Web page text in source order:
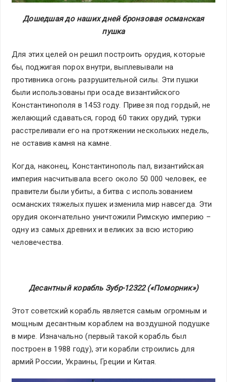
Дошедшая до наших дней бронзовая османская
пушка
Для этих целей он решил построить орудия, которые
бы, поджигая порох внутри, выплевывали на
противника огонь разрушительной силы. Эти пушки
были использованы при осаде византийского
Константинополя в 1453 году. Привезя под гордый, не
желающий сдаваться, город 60 таких орудий, турки
расстреливали его на протяжении нескольких недель,
не оставив камня на камне.
Когда, наконец, Константинополь пал, византийская
империя насчитывала всего около 50 000 человек, ее
правители были убиты, а битва с использованием
османских тяжелых пушек изменила мир навсегда. Эти
орудия окончательно уничтожили Римскую империю –
одну из самых древних и великих за всю историю
человечества.
Десантный корабль Зубр-12322 («Поморник»)
Этот советский корабль является самым огромным и
мощным десантным кораблем на воздушной подушке
в мире. Изначально (первый такой корабль был
построен в 1988 году), эти корабли строились для
армий России, Украины, Греции и Китая.